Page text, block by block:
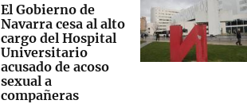
El Gobierno de
Navarra cesa al alto
cargo del Hospital
Universitario
acusado de acoso
sexual a
compañeras